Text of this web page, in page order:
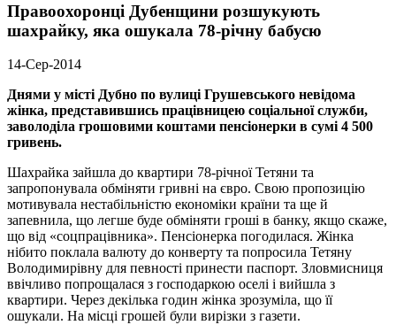
Правоохоронці Дубенщини розшукують
шахрайку, яка ошукала 78-річну бабусю
14-Сер-2014
Днями у місті Дубно по вулиці Грушевського невідома
жінка, представившись працівницею соціальної служби,
заволоділа грошовими коштами пенсіонерки в сумі 4 500
гривень.
Шахрайка зайшла до квартири 78-річної Тетяни та
запропонувала обміняти гривні на євро. Свою пропозицію
мотивувала нестабільністю економіки країни та ще й
запевнила, що легше буде обміняти гроші в банку, якщо скаже,
що від «соцпрацівника». Пенсіонерка погодилася. Жінка
нібито поклала валюту до конверту та попросила Тетяну
Володимирівну для певності принести паспорт. Зловмисниця
ввічливо попрощалася з господаркою оселі і вийшла з
квартири. Через декілька годин жінка зрозуміла, що її
ошукали. На місці грошей були вирізки з газети.